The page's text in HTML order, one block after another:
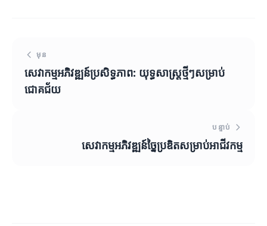
មុន
សេវាកម្មអភិវឌ្ឍន៍ប្រសិទ្ធភាព: យុទ្ធសាស្ត្រថ្មីៗសម្រាប់
ជោគជ័យ
បន្ទាប់
សេវាកម្មអភិវឌ្ឍន៍ច្នៃប្រឌិតសម្រាប់អាជីវកម្ម